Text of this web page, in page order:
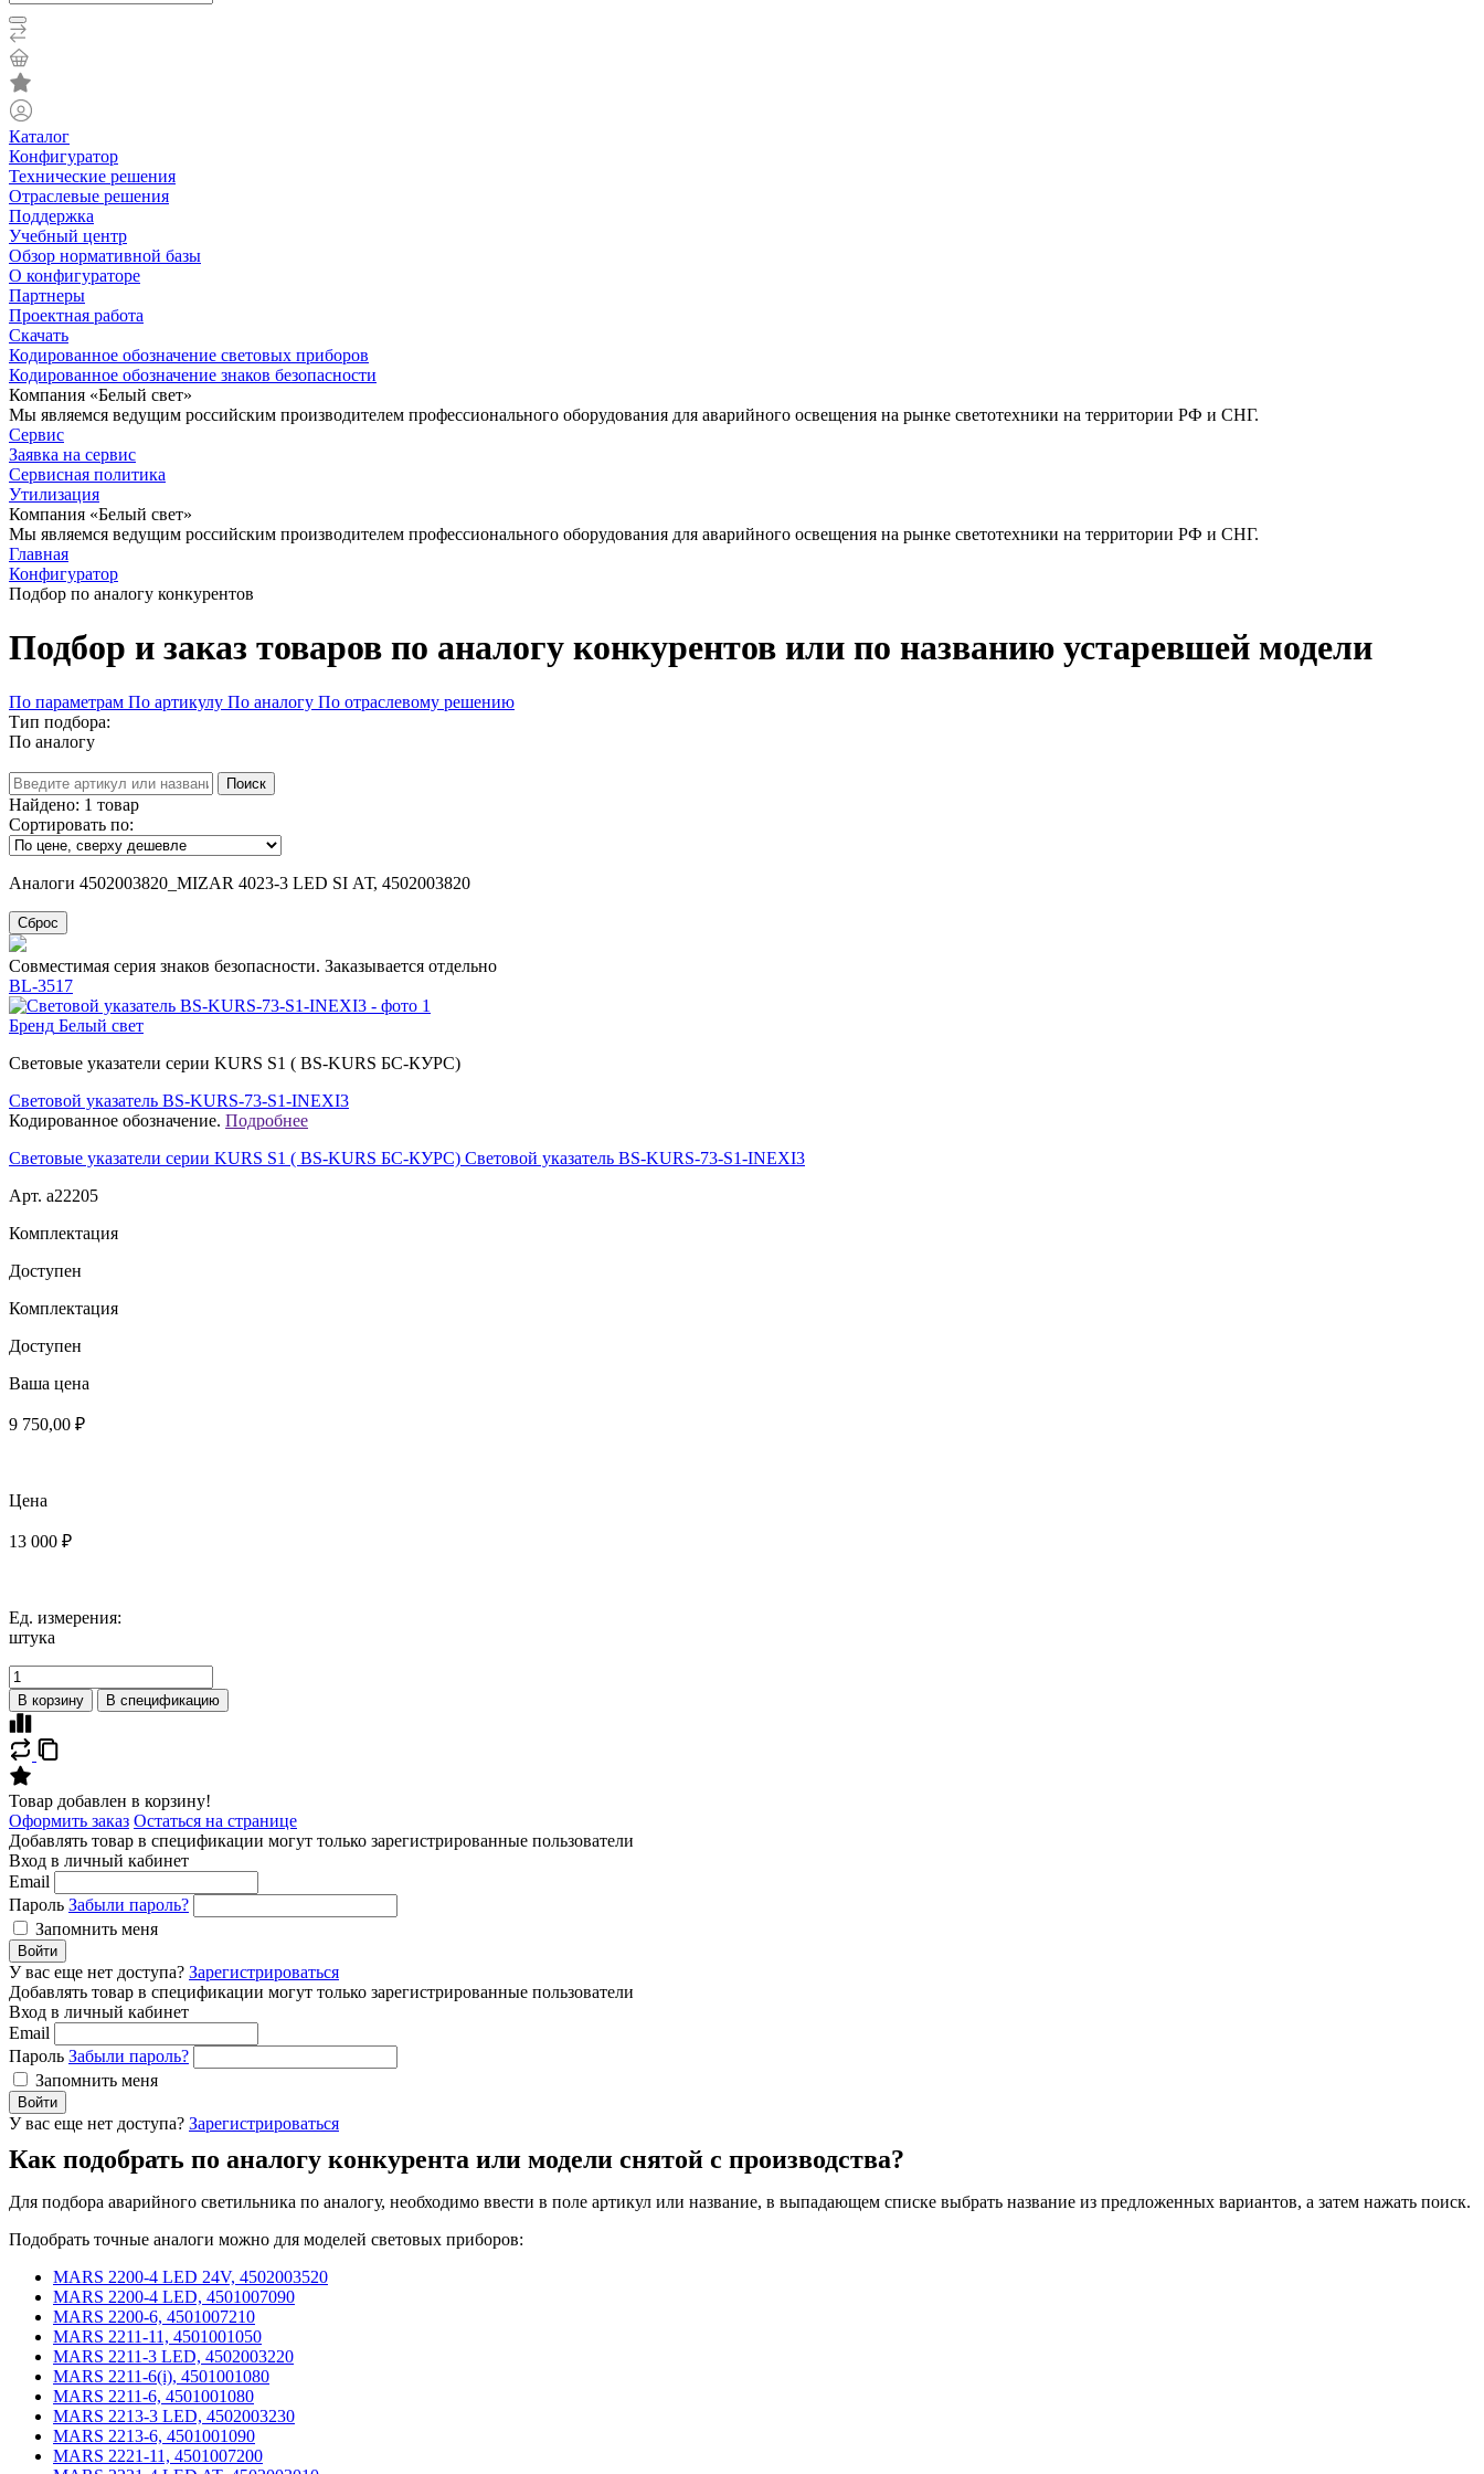
Каталог
Конфигуратор
Технические решения
Отраслевые решения
Поддержка
Учебный центр
Обзор нормативной базы
О конфигураторе
Партнеры
Проектная работа
Скачать
Кодированное обозначение световых приборов
Кодированное обозначение знаков безопасности
Компания «Белый свет»
Мы являемся ведущим российским производителем профессионального оборудования для аварийного освещения на рынке светотехники на территории РФ и СНГ.
Сервис
Заявка на сервис
Сервисная политика
Утилизация
Компания «Белый свет»
Мы являемся ведущим российским производителем профессионального оборудования для аварийного освещения на рынке светотехники на территории РФ и СНГ.
Главная
Конфигуратор
Подбор по аналогу конкурентов
Подбор и заказ товаров по аналогу конкурентов или по названию устаревшей модели
По параметрам По артикулу По аналогу По отраслевому решению
Тип подбора:
По аналогу
Поиск
Найдено: 1 товар
Сортировать по:
Аналоги 4502003820_MIZAR 4023-3 LED SI АТ, 4502003820
Сброс
Совместимая серия знаков безопасности. Заказывается отдельно
BL-3517
Бренд Белый свет
Световые указатели серии KURS S1 ( BS-KURS БС-КУРС)
Световой указатель BS-KURS-73-S1-INEXI3
Кодированное обозначение. Подробнее
Световые указатели серии KURS S1 ( BS-KURS БС-КУРС) Световой указатель BS-KURS-73-S1-INEXI3
Арт. a22205
Комплектация
Доступен
Комплектация
Доступен
Ваша цена
9 750,00 ₽
Цена
13 000 ₽
Ед. измерения:
штука
В корзину В спецификацию
Товар добавлен в корзину!
Оформить заказ Остаться на странице
Добавлять товар в спецификации могут только зарегистрированные пользователи
Вход в личный кабинет
Email
Пароль Забыли пароль?
Запомнить меня
Войти
У вас еще нет доступа? Зарегистрироваться
Добавлять товар в спецификации могут только зарегистрированные пользователи
Вход в личный кабинет
Email
Пароль Забыли пароль?
Запомнить меня
Войти
У вас еще нет доступа? Зарегистрироваться
Как подобрать по аналогу конкурента или модели снятой с производства?
Для подбора аварийного светильника по аналогу, необходимо ввести в поле артикул или название, в выпадающем списке выбрать название из предложенных вариантов, а затем нажать поиск.
Подобрать точные аналоги можно для моделей световых приборов:
MARS 2200-4 LED 24V, 4502003520
MARS 2200-4 LED, 4501007090
MARS 2200-6, 4501007210
MARS 2211-11, 4501001050
MARS 2211-3 LED, 4502003220
MARS 2211-6(i), 4501001080
MARS 2211-6, 4501001080
MARS 2213-3 LED, 4502003230
MARS 2213-6, 4501001090
MARS 2221-11, 4501007200